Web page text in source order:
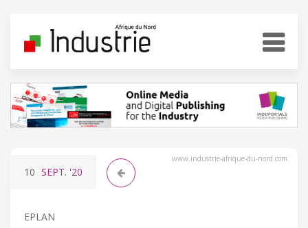
www.industrie-afrique-du-nord.com
10 SEPT. '20
EPLAN